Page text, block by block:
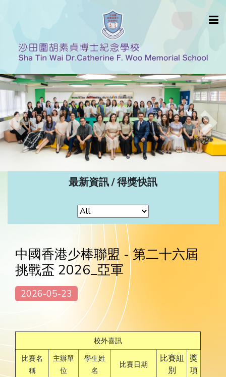
Previous Next
最新資訊 / 得獎快訊
中國香港少棒聯盟 - 第二十六屆
挑戰盃 2026_亞軍
2026-05-23
校外喜訊
比賽名
稱
主辦單
位
學生姓
名
比賽日期
比賽組
別
獎
項